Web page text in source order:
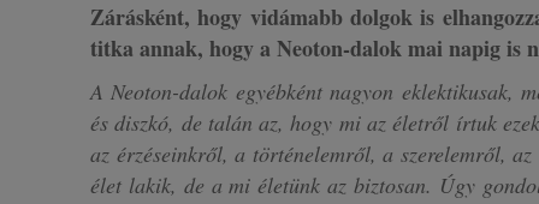
Zárásként, hogy vidámabb dolgok is
titka annak, hogy a Neoton-dalok mai napig is
A Neoton-dalok egyébként nagyon eklektikusak,
és diszkó, de talán az, hogy mi az életről írtuk
az érzéseinkről, a történelemről, a szerelemről, az
élet lakik, de a mi életünk az biztosan. Úgy